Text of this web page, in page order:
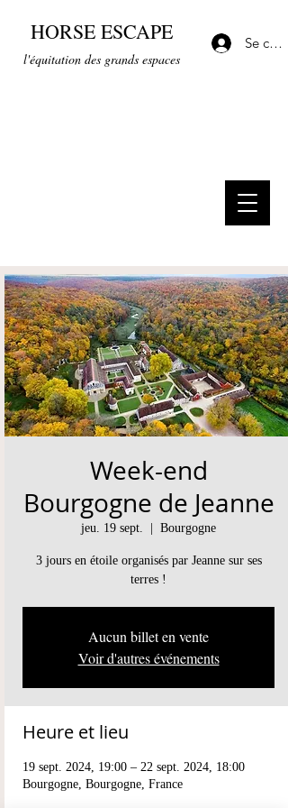
HORSE ESCAPE
l'équitation des grands espaces
Se
Week-end
Bourgogne de Jeanne
jeu. 19 sept. Bourgogne
3 jours en étoile organisés par Jeanne sur ses
terres !
Aucun billet en vente
Voir d'autres événements
Heure et lieu
19 sept. 2024, 19:00 – 22 sept. 2024, 18:00
Bourgogne, Bourgogne, France